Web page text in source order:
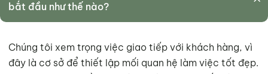
bắt đầu như thế nào?
Chúng tôi xem trọng việc giao tiếp với khách hàng, vì
đây là cơ sở để thiết lập mối quan hệ làm việc tốt đẹp.